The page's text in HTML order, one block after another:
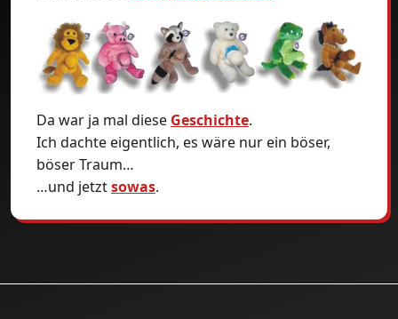
Da war ja mal diese Geschichte.
Ich dachte eigentlich, es wäre nur ein böser,
böser Traum…
…und jetztsowas.